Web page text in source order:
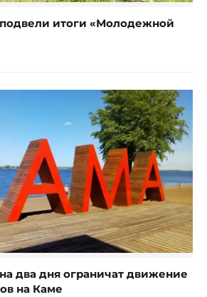
итоги «Молодежной
два дня ограничат движение
на Каме